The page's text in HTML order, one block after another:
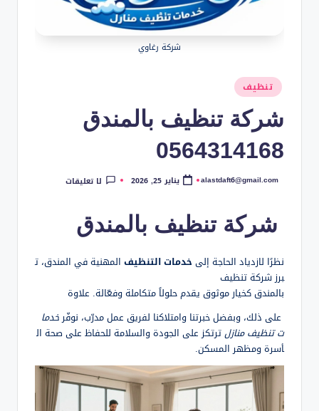
شركة رغاوي
نُشر
في
تنظيف
شركة تنظيف بالمندق
0564314168
تمّ
alastdaft6@gmail.com يناير 25, 2026 لا تعليقات
شركة تنظيف بالمندق
نظرًا لازدياد الحاجة إلى خدمات التنظيف المهنية في المندق، ت
برز شركة تنظيف
بالمندق كخيار موثوق يقدم حلولاً متكاملة وفعّالة. علاوة
على ذلك، وبفضل خبرتنا وامتلاكنا لفريق عمل مدرّب، نوفّرخدما
ت تنظيف منازلترتكز على الجودة والسلامة للحفاظ على صحة ال
أسرة ومظهر المسكن.